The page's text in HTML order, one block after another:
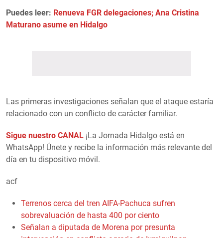
Puedes leer: Renueva FGR delegaciones; Ana Cristina
Maturano asume en Hidalgo
Las primeras investigaciones señalan que el ataque estaría
relacionado con un conflicto de carácter familiar.
Sigue nuestro CANAL ¡La Jornada Hidalgo está en
WhatsApp! Únete y recibe la información más relevante del
día en tu dispositivo móvil.
acf
Terrenos cerca del tren AIFA-Pachuca sufren
sobrevaluación de hasta 400 por ciento
Señalan a diputada de Morena por presunta